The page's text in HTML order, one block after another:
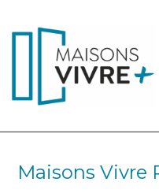
Maisons Vivre